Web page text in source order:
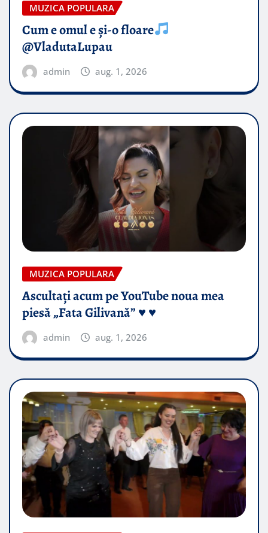
MUZICA POPULARA
Cum e omul e și-o floare
@VladutaLupau
admin aug. 1, 2026
MUZICA POPULARA
Ascultați acum pe YouTube noua mea
piesă „Fata Gilivană” ♥️ ♥️
admin aug. 1, 2026